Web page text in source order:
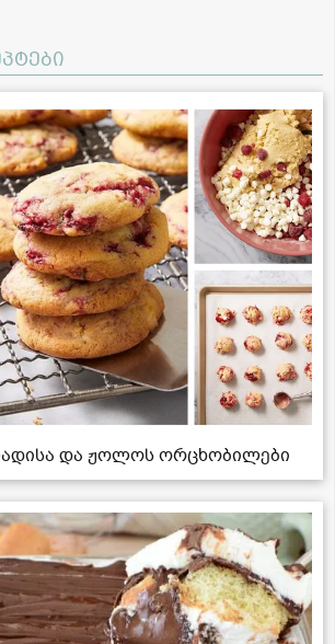
და ჟოლოს ორცხობილები